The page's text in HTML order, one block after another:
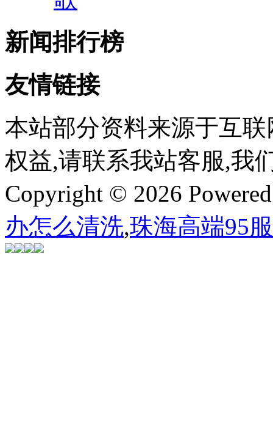
新闻排行榜
友情链接
本站部分资料来源于互
权益,请联系我站客服,我
Copyright © 2026
办怎么清洗,珠海高端95